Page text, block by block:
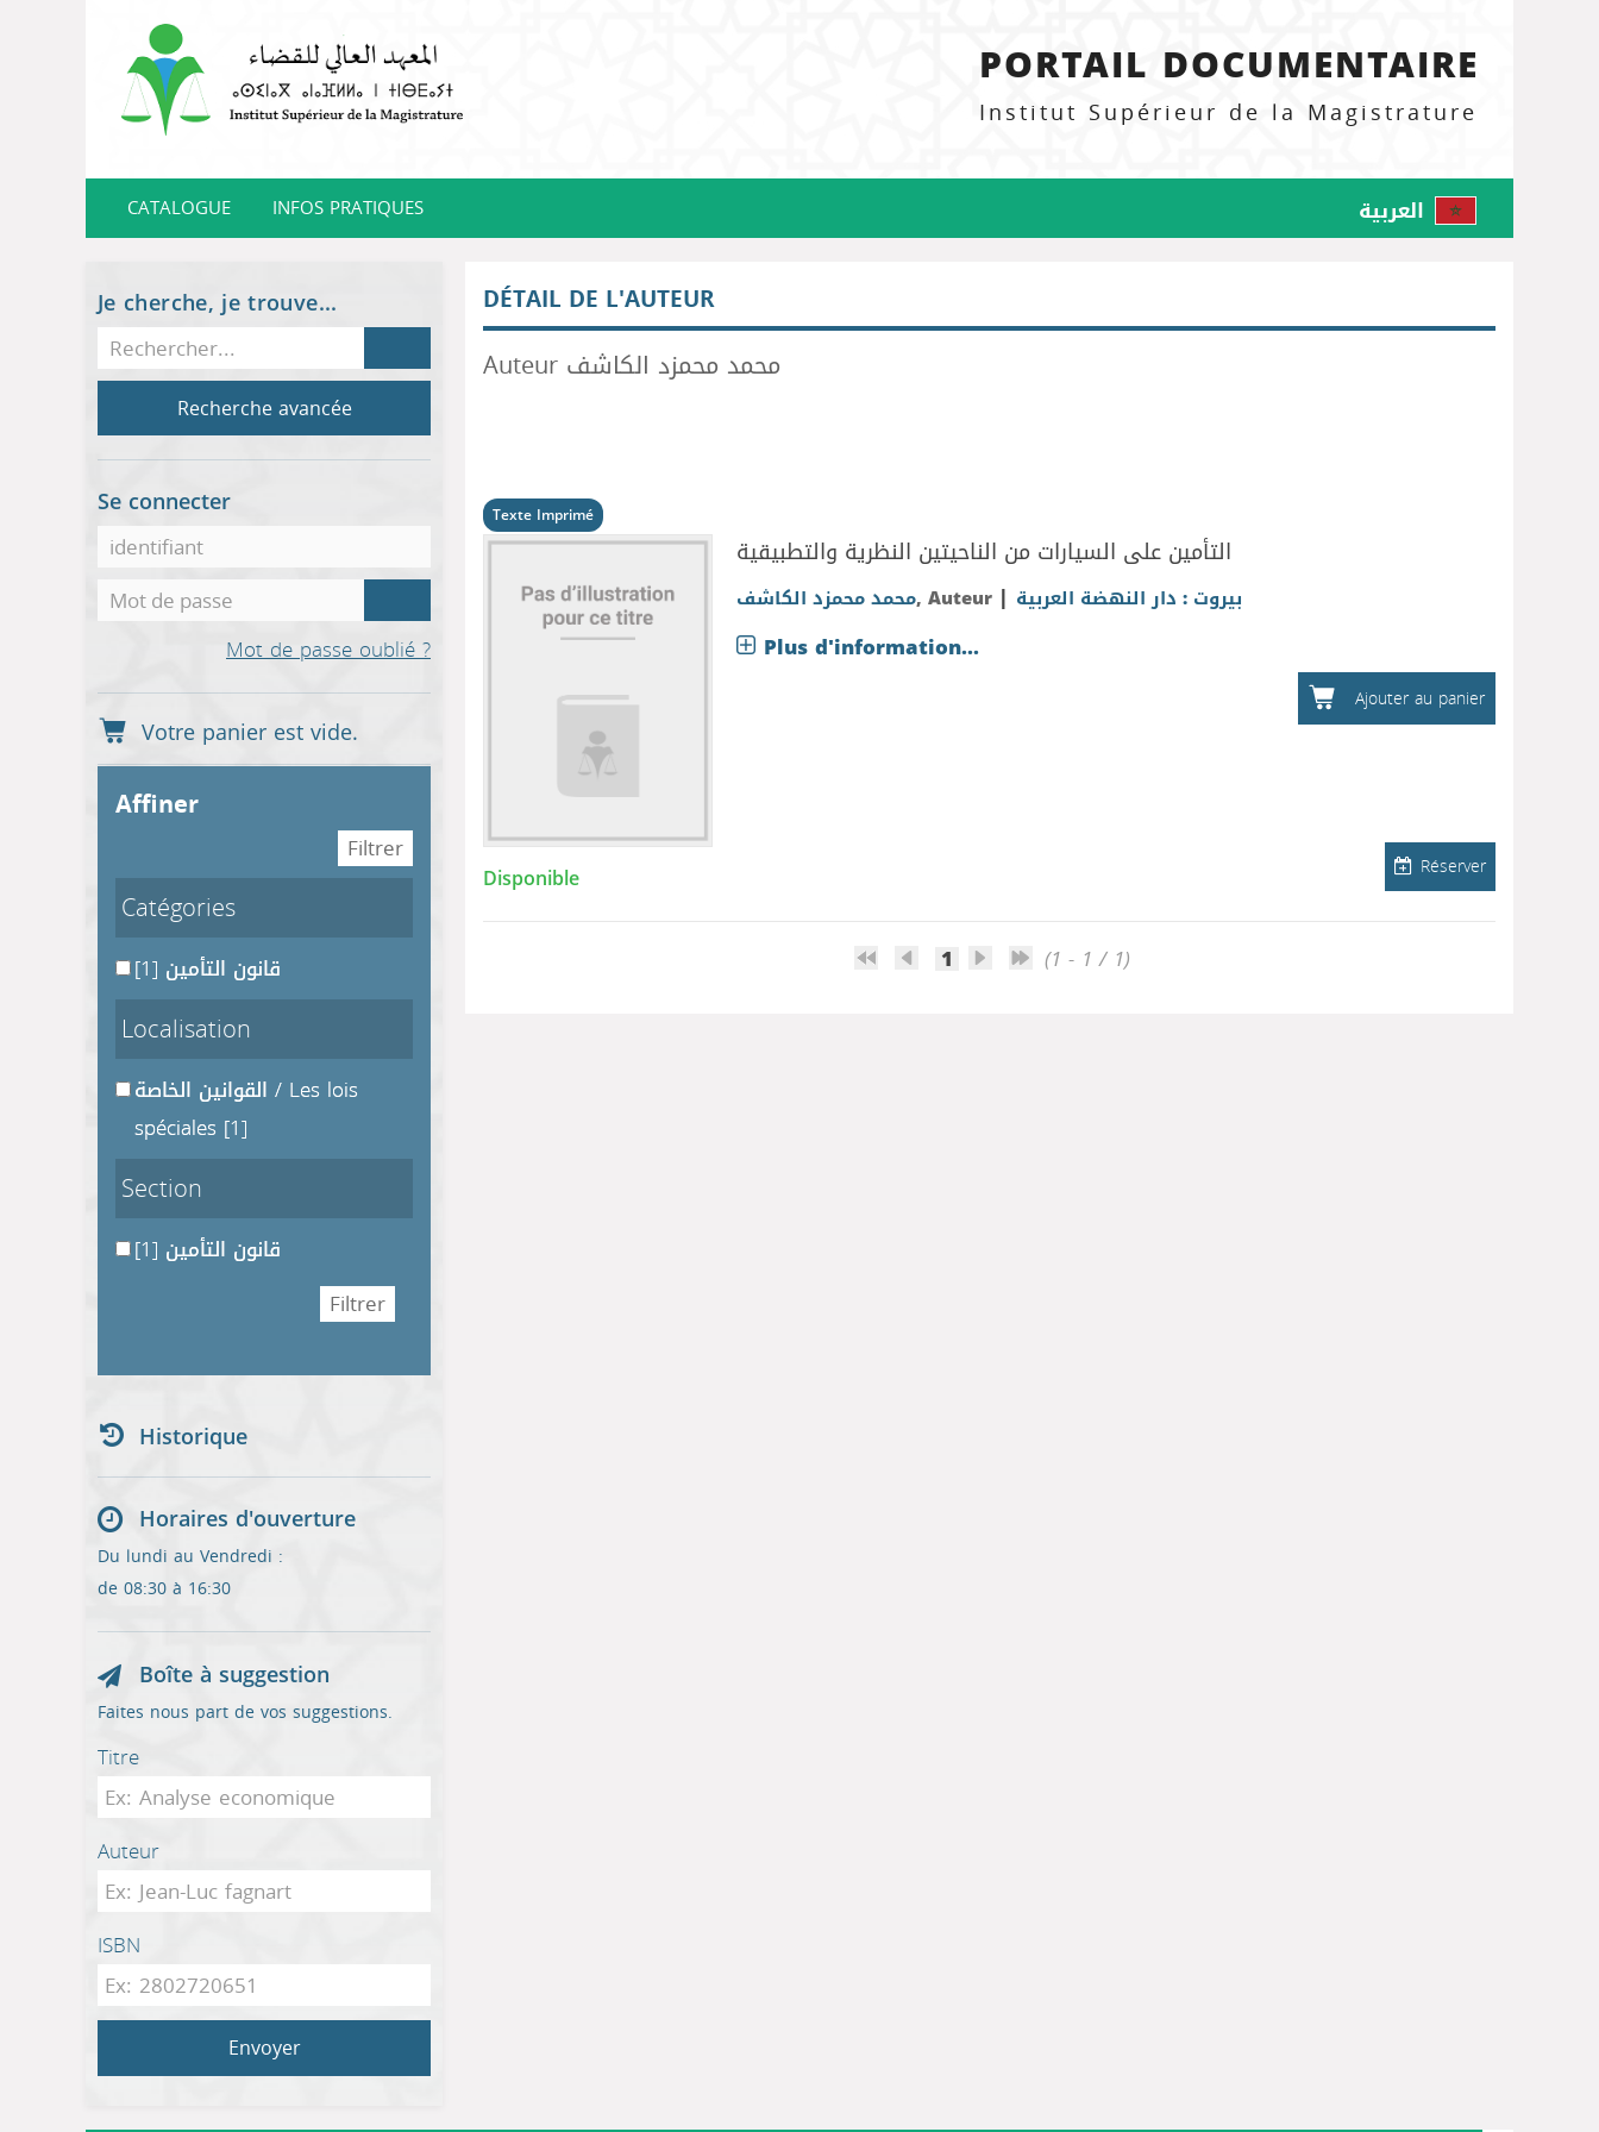
PORTAIL DOCUMENTAIRE
Institut Supérieur de la Magistrature
العربية CATALOGUE INFOS PRATIQUES
DÉTAIL DE L'AUTEUR
Auteur محمد محمزد الكاشف
Texte Imprimé
التأمين على السيارات من الناحيتين النظرية والتطبيقية
محمد محمزد الكاشف, Auteur | بيروت : دار النهضة العربية
Plus d'information...
Ajouter au panier
Réserver
Disponible
1 (1 - 1 / 1)
Je cherche, je trouve...
Recherche avancée
Se connecter
Mot de passe oublié ?
affiner
Catégories
قانون التأمين [1]
Localisation
القوانين الخاصة / Les lois
spéciales [1]
Section
قانون التأمين [1]
Historique
Horaires d'ouverture
Du lundi au Vendredi :
de 08:30 à 16:30
Boîte à suggestion
Faites nous part de vos suggestions.
Titre
Auteur
ISBN
Envoyer